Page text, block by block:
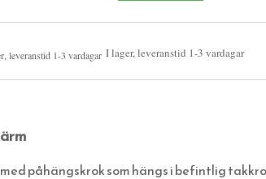
I lager, leveranstid 1-3 vardagar
påhängskrok som hängs i befintlig